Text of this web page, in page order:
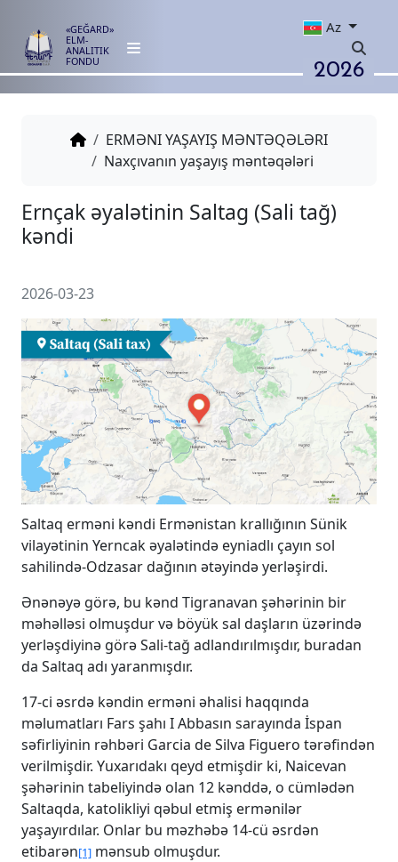
«GEĞARD»
ELM-
ANALITIK
FONDU
Az
2026
ERMƏNI YAŞAYIŞ MƏNTƏQƏLƏRI
Naxçıvanın yaşayış məntəqələri
kəndi
2026-03-23
Saltaq erməni kəndi Ermənistan krallığının Sünik
vilayətinin Yerncak əyalətində eyniadlı çayın sol
sahilində-Odzasar dağının ətəyində yerləşirdi.
Ənənəyə görə, bu kənd Tigranavan şəhərinin bir
məhəlləsi olmuşdur və böyük sal daşların üzərində
yerləşdiyinə görə Sali-tağ adlandırılmışdır, buradan
da Saltaq adı yaranmışdır.
17-ci əsrdə kəndin erməni əhalisi haqqında
məlumatları Fars şahı I Abbasın sarayında İspan
səfirliyinin rəhbəri Garcia de Silva Figuero tərəfindən
verilmişdir. Yuxarıdakı qeyd etmişdir ki, Naicevan
şəhərinin tabeliyində olan 12 kənddə, o cümlədən
Saltaqda, katolikliyi qəbul etmiş ermənilər
yaşayırdılar. Onlar bu məzhəbə 14-cü əsrdən
etibarən[1] mənsub olmuşdur.